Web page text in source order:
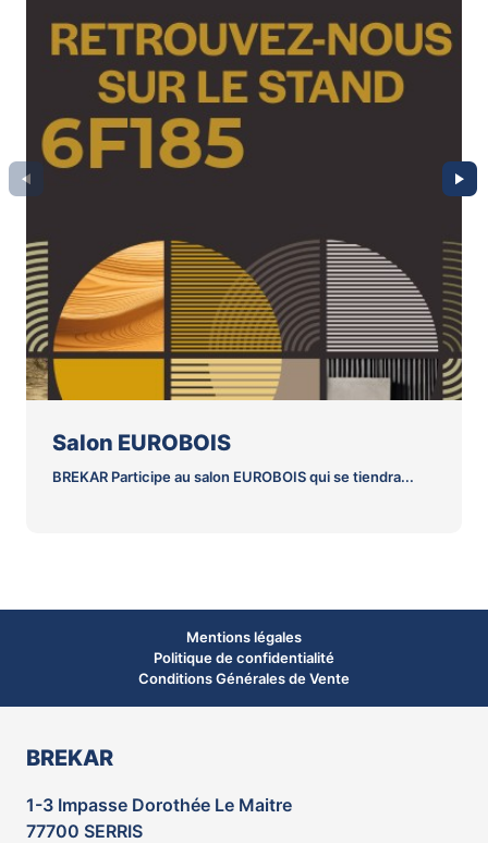
Salon EUROBOIS
BREKAR Participe au salon EUROBOIS qui se tiendra...
Mentions légales
Politique de confidentialité
Conditions Générales de Vente
BREKAR
1-3 Impasse Dorothée Le Maitre
77700 SERRIS